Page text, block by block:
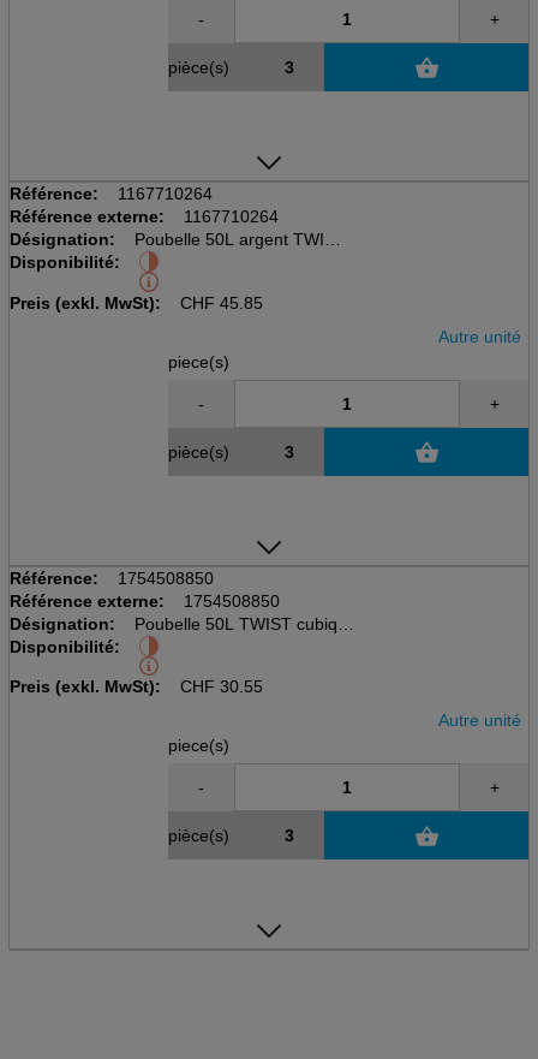
- +
pièce(s)
Référence:
1167710264
Référence externe:
1167710264
Désignation:
Poubelle 50L argent TWIST
cubique, avec couvercle
LxBxH: 401x298x602mm
Disponibilité:
Preis (exkl. MwSt): CHF 45.85
Autre unité
piece(s)
- +
pièce(s)
Référence:
1754508850
Référence externe:
1754508850
Désignation:
Poubelle 50L TWIST cubique
noir/anthrazit, avec couvercle
LxBxH: 401x298x602mm
Disponibilité:
Preis (exkl. MwSt): CHF 30.55
Autre unité
piece(s)
- +
pièce(s)